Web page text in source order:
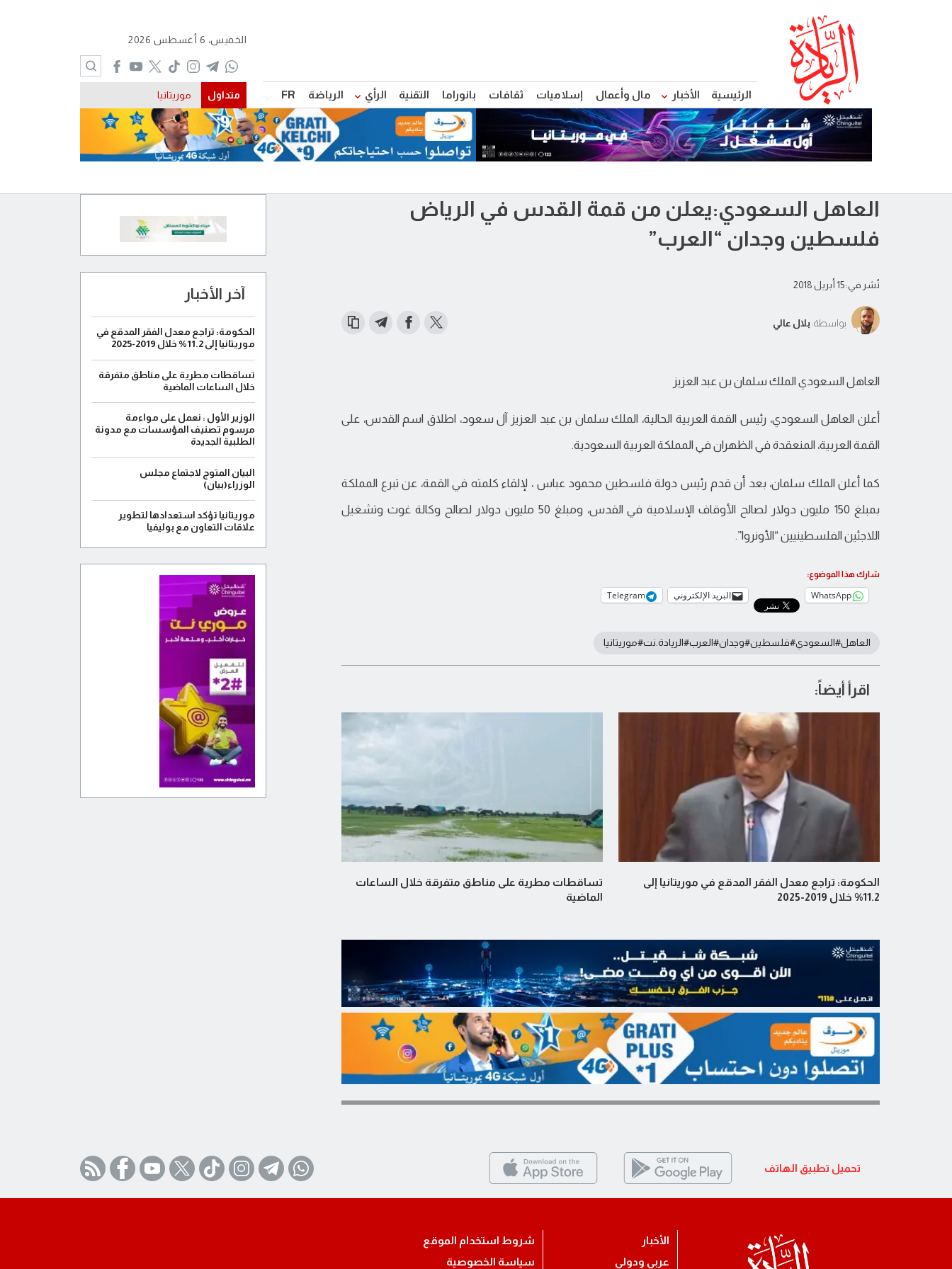
الرئيسية الأخبار مال وأعمال إسلاميات ثقافات بانوراما التقنية الرأي الرياضة FR
الخميس، 6 أغسطس 2026
متداول موريتانيا
العاهل السعودي:يعلن من قمة القدس في الرياض
فلسطين وجدان “العرب”
نُشر في: 15 أبريل 2018
بواسطة: بلال عالي
العاهل السعودي الملك سلمان بن عبد العزيز
أعلن العاهل السعودي، رئيس القمة العربية الحالية، الملك سلمان بن عبد العزيز آل سعود، اطلاق اسم القدس، على
القمة العربية، المنعقدة في الظهران في المملكة العربية السعودية.
كما أعلن الملك سلمان، بعد أن قدم رئيس دولة فلسطين محمود عباس ، لإلقاء كلمته في القمة، عن تبرع المملكة
بمبلغ 150 مليون دولار لصالح الأوقاف الإسلامية في القدس، ومبلغ 50 مليون دولار لصالح وكالة غوث وتشغيل
اللاجئين الفلسطينيين “الأونروا”.
شارك هذا الموضوع:
WhatsApp البريد الإلكتروني Telegram
العاهل#السعودي#فلسطين#وجدان#العرب#الريادة.نت#موريتانيا
اقرأ أيضاً:
الحكومة: تراجع معدل الفقر المدقع في موريتانيا إلى
11.2% خلال 2019-2025
تساقطات مطرية على مناطق متفرقة خلال الساعات
الماضية
آخر الأخبار
الحكومة: تراجع معدل الفقر المدقع في
موريتانيا إلى 11.2% خلال 2019-2025
تساقطات مطرية على مناطق متفرقة
خلال الساعات الماضية
الوزير الأول : نعمل على مواءمة
مرسوم تصنيف المؤسسات مع مدونة
الطلبية الجديدة
البيان المتوج لاجتماع مجلس
الوزراء(بيان)
موريتانيا تؤكد استعدادها لتطوير
علاقات التعاون مع بوليفيا
تحميل تطبيق الهاتف
الأخبار
عربي ودولي
شروط استخدام الموقع
سياسة الخصوصية